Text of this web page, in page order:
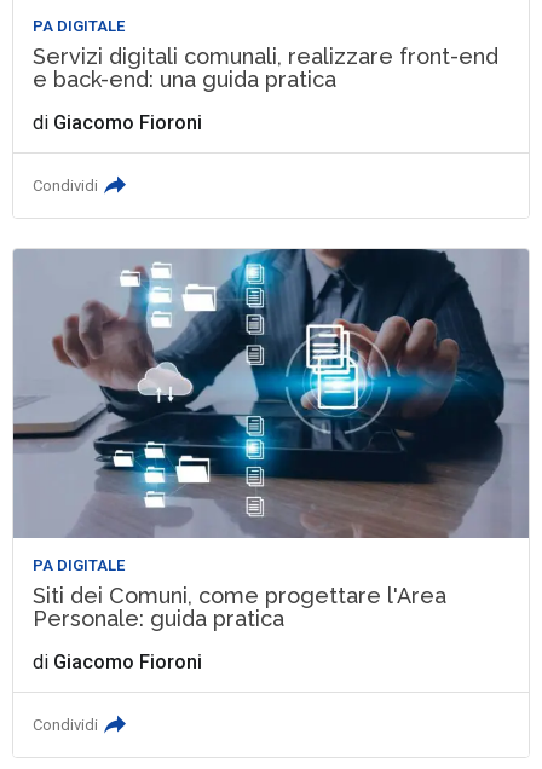
PA DIGITALE
Servizi digitali comunali, realizzare front-end
e back-end: una guida pratica
di Giacomo Fioroni
Condividi
PA DIGITALE
Siti dei Comuni, come progettare l'Area
Personale: guida pratica
di Giacomo Fioroni
Condividi